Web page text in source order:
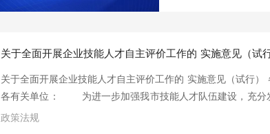
学历教育要坚持以习
党的教育方针，坚持
益属性，发挥市场机
关于全面开展企业技能人才自主评价工作的 实施意见（试行
关于全面开展企业技能人才自主评价工作的 实施意见（试行）
各有关单位： 为进一步加强我市技能人才队伍建设，充分
据山东省人力资源和社会保障厅《关于开展企业技能人才
政策法规